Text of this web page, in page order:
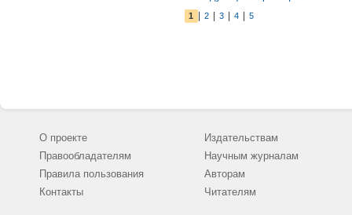
1 2 3 4 5
О проекте
Правообладателям
Правила пользования
Контакты
Издательствам
Научным журналам
Авторам
Читателям